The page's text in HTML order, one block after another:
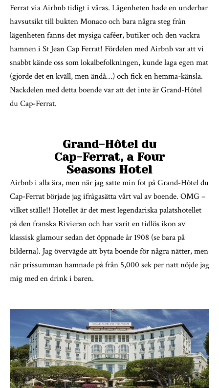
Ferrat via Airbnb tidigt i våras. Lägenheten hade en underbar
havsutsikt till bukten Monaco och bara några steg från
lägenheten fanns det mysiga caféer, butiker och den vackra
hamnen i St Jean Cap Ferrat! Fördelen med Airbnb var att vi
snabbt kände oss som lokalbefolkningen, kunde laga egen mat
(gjorde det en kväll, men ändå…) och fick en hemma-känsla.
Nackdelen med detta boende var att det inte är Grand-Hôtel
du Cap-Ferrat.
Grand-Hôtel du
Cap-Ferrat, a Four
Seasons Hotel
Airbnb i alla ära, men när jag satte min fot på Grand-Hôtel du
Cap-Ferrat började jag ifrågasätta vårt val av boende. OMG –
vilket ställe!! Hotellet är det mest legendariska palatshotellet
på den franska Rivieran och har varit en tidlös ikon av
klassisk glamour sedan det öppnade år 1908 (se bara på
bilderna). Jag övervägde att byta boende för några nätter, men
när prissumman hamnade på från 5,000 sek per natt nöjde jag
mig med en drink i baren.